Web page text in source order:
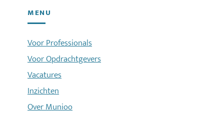
MENU
Voor Professionals
Voor Opdrachtgevers
Vacatures
Inzichten
Over Munioo